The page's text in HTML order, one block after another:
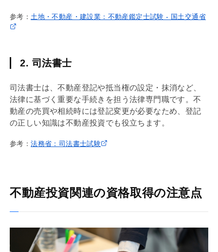
参考： 土地・不動産・建設業：不動産鑑定士試験 - 国土交通省
2. 司法書士
司法書士は、不動産登記や抵当権の設定・抹消など、
法律に基づく重要な手続きを担う法律専門職です。不
動産の売買や相続時には登記変更が必要なため、登記
の正しい知識は不動産投資でも役立ちます。
参考：法務省：司法書士試験
不動産投資関連の資格取得の注意点